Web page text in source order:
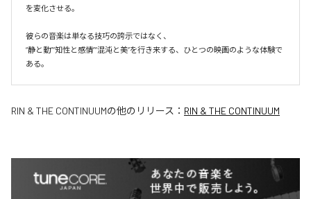
を変化させる。
彼らの音楽は単なる技巧の誇示ではなく、
“静と動”“知性と感情”“混沌と美”を行き来する、ひとつの映画のような体験で
ある。
RIN & THE CONTINUUMの他のリリース： RIN & THE CONTINUUM